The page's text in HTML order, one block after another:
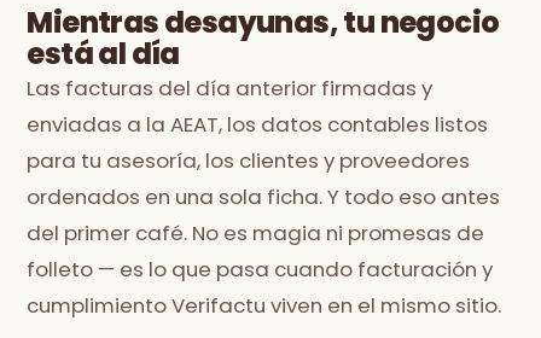
Mientras desayunas, tu negocio
está al día
Las facturas del día anterior firmadas y
enviadas a la AEAT, los datos contables listos
para tu asesoría, los clientes y proveedores
ordenados en una sola ficha. Y todo eso antes
del primer café. No es magia ni promesas de
folleto — es lo que pasa cuando facturación y
cumplimiento Verifactu viven en el mismo sitio.